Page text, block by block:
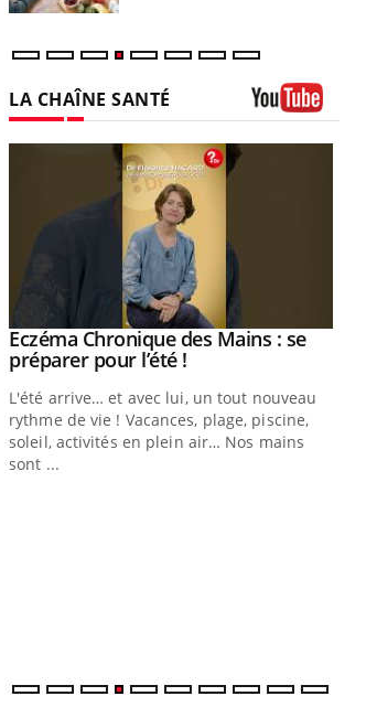
LA CHAÎNE SANTÉ
Youtube
Eczéma Chronique des Mains : se
préparer pour l’été !Youtube
L'été arrive… et avec lui, un tout nouveau
rythme de vie ! Vacances, plage, piscine,
soleil, activités en plein air… Nos mains
sont ...